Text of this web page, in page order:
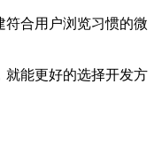
合用户浏览习惯的微
能更好的选择开发方